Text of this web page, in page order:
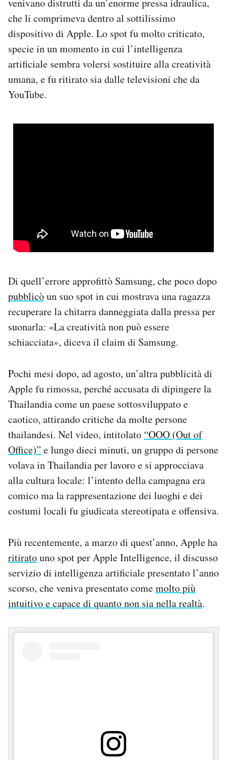
venivano distrutti da un’enorme pressa idraulica,
che li comprimeva dentro al sottilissimo
dispositivo di Apple. Lo spot fu molto criticato,
specie in un momento in cui l’intelligenza
artificiale sembra volersi sostituire alla creatività
umana, e fu ritirato sia dalle televisioni che da
YouTube.
Di quell’errore approfittò Samsung, che poco dopo
pubblicòun suo spot in cui mostrava una ragazza
recuperare la chitarra danneggiata dalla pressa per
suonarla: «La creatività non può essere
schiacciata», diceva il claim di Samsung.
Pochi mesi dopo, ad agosto, un’altra pubblicità di
Apple fu rimossa, perché accusata di dipingere la
Thailandia come un paese sottosviluppato e
caotico, attirando critiche da molte persone
thailandesi. Nel video, intitolato “OOO (Out of
Office)” e lungo dieci minuti, un gruppo di persone
volava in Thailandia per lavoro e si approcciava
alla cultura locale: l’intento della campagna era
comico ma la rappresentazione dei luoghi e dei
costumi locali fu giudicata stereotipata e offensiva.
Più recentemente, a marzo di quest’anno, Apple ha
ritiratouno spot per Apple Intelligence, il discusso
servizio di intelligenza artificiale presentato l’anno
scorso, che veniva presentato comemolto più
intuitivo e capace di quanto non sia nella realtà.